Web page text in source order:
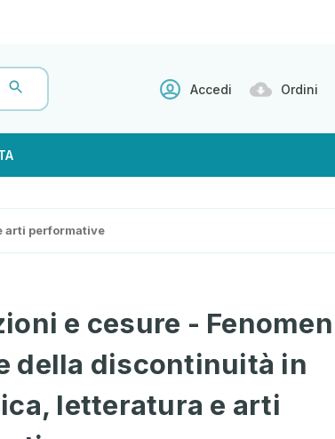
Accedi Ordini
arti performative
e cesure -
della discontinuità in
letteratura e arti